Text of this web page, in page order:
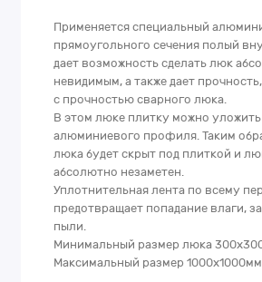
Применяется специальный
прямоугольного сечения полый
дает возможность сделать люк
невидимым, а также дает
с прочностью сварного люка.
В этом люке плитку можно
алюминиевого профиля. Таким
люка будет скрыт под плиткой и
абсолютно незаметен.
Уплотнительная лента по всему
предотвращает попадание влаги,
пыли.
Минимальный размер люка
Максимальный размер 1000х1000мм.